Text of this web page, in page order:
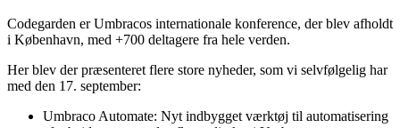
Codegarden er Umbracos internationale konference, der blev afholdt
i København, med +700 deltagere fra hele verden.
Her blev der præsenteret flere store nyheder, som vi selvfølgelig har
med den 17. september:
Umbraco Automate: Nyt indbygget værktøj til automatisering